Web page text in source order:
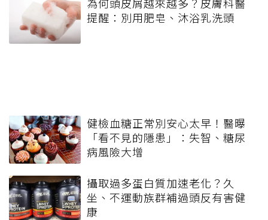
提醒：別用肥皂、沐浴乳洗頭
健檢血糖正常別安心太早！醫曝
「看不見的隱患」：失智、糖尿
病風險大增
攝取過多蛋白質加速老化？久
坐、不運動族群補過頭反有害健
康